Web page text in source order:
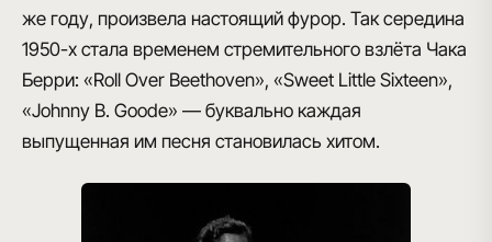
же году, произвела настоящий фурор. Так середина
1950-х стала временем стремительного взлёта Чака
Берри: «Roll Over Beethoven», «Sweet Little Sixteen»,
«Johnny B. Goode» — буквально каждая
выпущенная им песня становилась хитом.